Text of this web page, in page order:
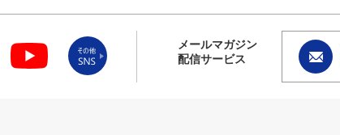
メールマガジン
配信サービス